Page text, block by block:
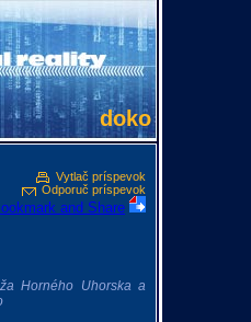
doko
Vytlač príspevok
Odporuč príspevok
Horného Uhorska a